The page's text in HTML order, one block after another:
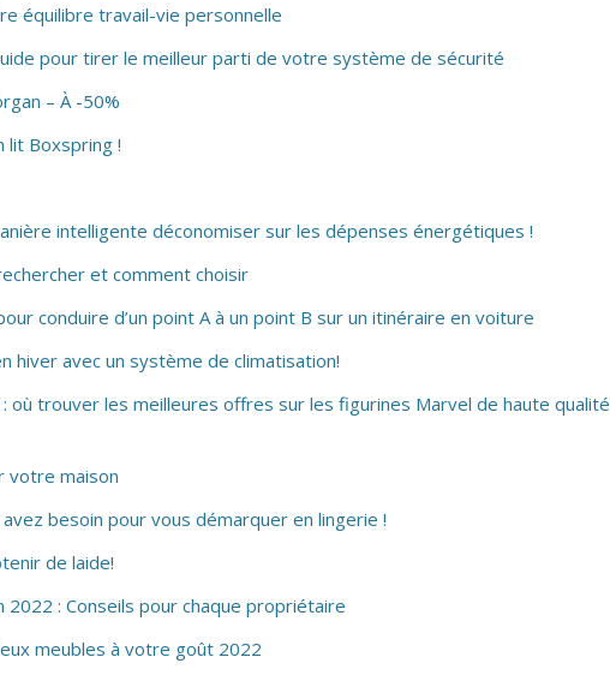
équilibre travail-vie personnelle
pour tirer le meilleur parti de votre système de sécurité
– À -50%
lit Boxspring !
intelligente déconomiser sur les dépenses énergétiques !
et comment choisir
conduire d’un point A à un point B sur un itinéraire en voiture
hiver avec un système de climatisation!
où trouver les meilleures offres sur les figurines Marvel de haute qualité
votre maison
besoin pour vous démarquer en lingerie !
de laide!
: Conseils pour chaque propriétaire
meubles à votre goût 2022